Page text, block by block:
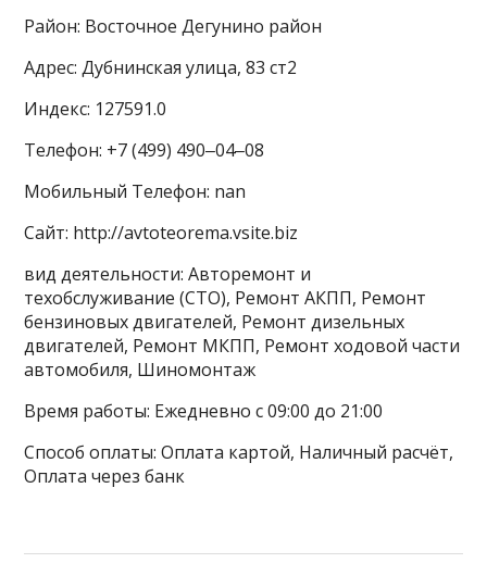
Район: Восточное Дегунино район
Адрес: Дубнинская улица, 83 ст2
Индекс: 127591.0
Телефон: +7 (499) 490‒04‒08
Мобильный Телефон: nan
Сайт: http://avtoteorema.vsite.biz
вид деятельности: Авторемонт и
техобслуживание (СТО), Ремонт АКПП, Ремонт
бензиновых двигателей, Ремонт дизельных
двигателей, Ремонт МКПП, Ремонт ходовой части
автомобиля, Шиномонтаж
Время работы: Ежедневно с 09:00 до 21:00
Способ оплаты: Оплата картой, Наличный расчёт,
Оплата через банк